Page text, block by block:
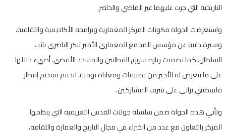
التاريخية التي جرت عليهما عبر الماضي والحاضر.
واستعرضت الجولة مكونات المركز المعمارية وبرامجه الأكاديمية والثقافية،
وسيرة ذاتية عن مؤسس المجمع المعماري الأمير تنكز الناصري نائب
السلطان، كما تضمنت زيارة سوق القطانين والمسجد الأقصى، أضيء خلالها
على ما يتعرض له الأخير من تضييقات ومعاناة يومية، لتختتم بتقديم إفطار
فلسطيني تراثي على شرف المشاركين.
وتأتي هذه الجولة ضمن سلسلة جولات القدس التعريفية التي ينظمها
المركز بالتعاون مع عدد من الخبراء في مجال التاريخ والعمارة والثقافة،